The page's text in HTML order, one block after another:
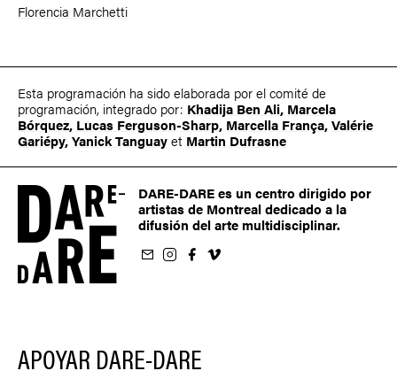
Florencia Marchetti
Esta programación ha sido elaborada por el comité de
programación, integrado por: Khadija Ben Ali, Marcela
Bórquez, Lucas Ferguson-Sharp, Marcella França,Valérie
Gariépy,Yanick Tanguayet Martin Dufrasne
DARE-DARE es un centro dirigido por
artistas de Montreal dedicado a la
difusión del arte multidisciplinar.
sur Instagram
sur Facebook
nous sur Vimeo
APOYAR DARE-DARE